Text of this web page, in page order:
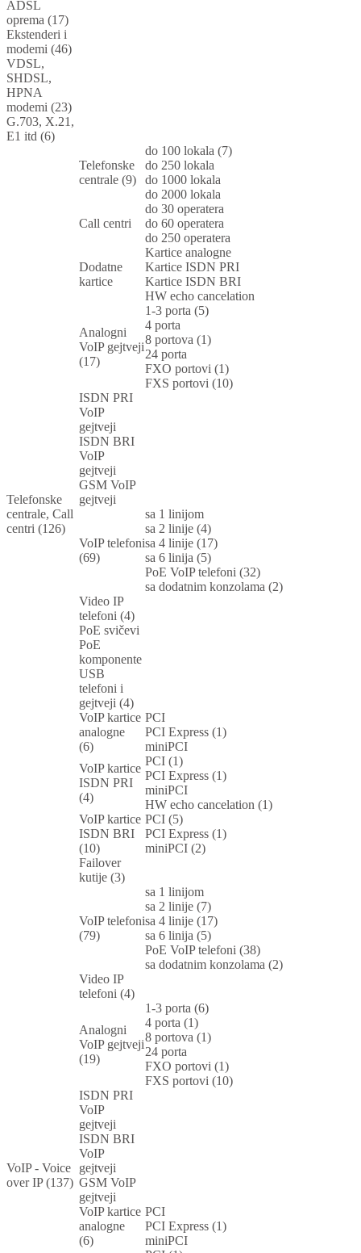
ADSL
oprema (17)
Ekstenderi i
modemi (46)
VDSL,
SHDSL,
HPNA
modemi (23)
G.703, X.21,
E1 itd (6)
Telefonske
centrale, Call
centri (126)
Telefonske
centrale (9)
do 100 lokala (7)
do 250 lokala
do 1000 lokala
do 2000 lokala
Call centri
do 30 operatera
do 60 operatera
do 250 operatera
Dodatne
kartice
Kartice analogne
Kartice ISDN PRI
Kartice ISDN BRI
HW echo cancelation
Analogni
VoIP gejtveji
(17)
1-3 porta (5)
4 porta
8 portova (1)
24 porta
FXO portovi (1)
FXS portovi (10)
ISDN PRI
VoIP
gejtveji
ISDN BRI
VoIP
gejtveji
GSM VoIP
gejtveji
VoIP telefoni
(69)
sa 1 linijom
sa 2 linije (4)
sa 4 linije (17)
sa 6 linija (5)
PoE VoIP telefoni (32)
sa dodatnim konzolama (2)
Video IP
telefoni (4)
PoE svičevi
PoE
komponente
USB
telefoni i
gejtveji (4)
VoIP kartice
analogne
(6)
PCI
PCI Express (1)
miniPCI
VoIP kartice
ISDN PRI
(4)
PCI (1)
PCI Express (1)
miniPCI
HW echo cancelation (1)
VoIP kartice
ISDN BRI
(10)
PCI (5)
PCI Express (1)
miniPCI (2)
Failover
kutije (3)
VoIP - Voice
over IP (137)
VoIP telefoni
(79)
sa 1 linijom
sa 2 linije (7)
sa 4 linije (17)
sa 6 linija (5)
PoE VoIP telefoni (38)
sa dodatnim konzolama (2)
Video IP
telefoni (4)
Analogni
VoIP gejtveji
(19)
1-3 porta (6)
4 porta (1)
8 portova (1)
24 porta
FXO portovi (1)
FXS portovi (10)
ISDN PRI
VoIP
gejtveji
ISDN BRI
VoIP
gejtveji
GSM VoIP
gejtveji
VoIP kartice
analogne
(6)
PCI
PCI Express (1)
miniPCI